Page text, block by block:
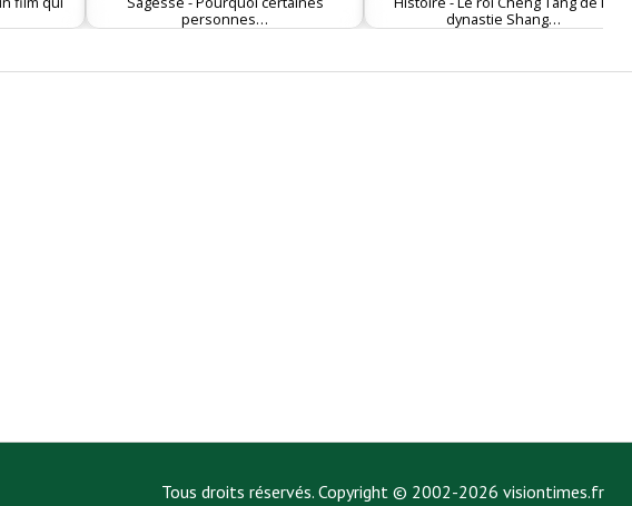
personnes…
dynastie Shang…
Tous droits réservés. Copyright © 2002-2026 visiontimes.fr